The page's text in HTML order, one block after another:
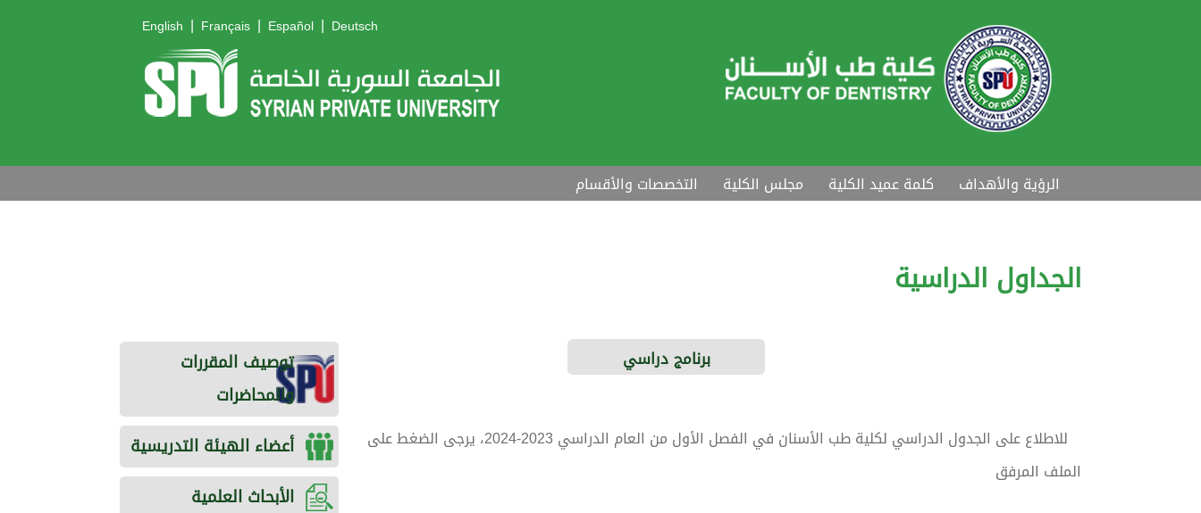
English | Français | Español | Deutsch
الرؤية والأهداف كلمة عميد الكلية مجلس الكلية التخصصات والأقسام
الجداول الدراسية
توصيف المقررات
والمحاضرات
أعضاء الهيئة التدريسية
الأبحاث العلمية
برنامج دراسي
للاطلاع على الجدول الدراسي لكلية طب الأسنان في الفصل الأول من العام الدراسي 2023-2024، يرجى الضغط على
الملف المرفق